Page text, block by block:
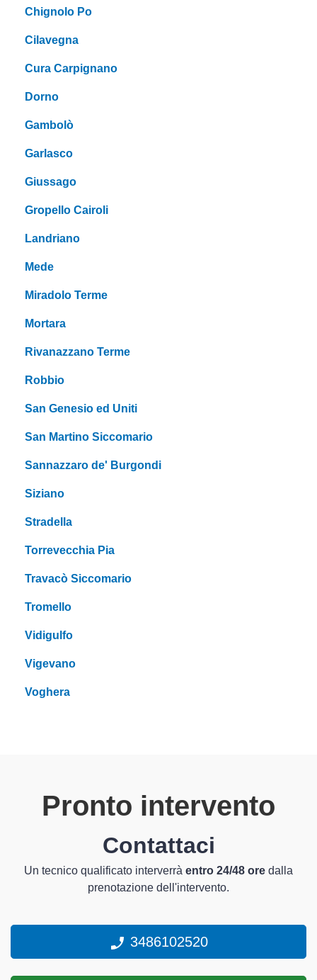
Chignolo Po
Cilavegna
Cura Carpignano
Dorno
Gambolò
Garlasco
Giussago
Gropello Cairoli
Landriano
Mede
Miradolo Terme
Mortara
Rivanazzano Terme
Robbio
San Genesio ed Uniti
San Martino Siccomario
Sannazzaro de' Burgondi
Siziano
Stradella
Torrevecchia Pia
Travacò Siccomario
Tromello
Vidigulfo
Vigevano
Voghera
Pronto intervento
Contattaci
Un tecnico qualificato interverrà entro 24/48 ore dalla
prenotazione dell'intervento.
3486102520